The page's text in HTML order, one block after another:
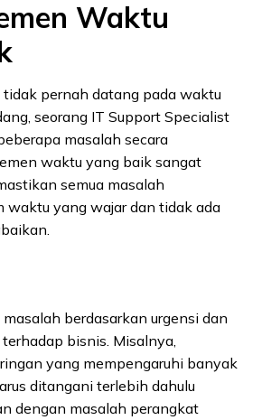
Waktu
pernah datang pada waktu
seorang IT Support Specialist
masalah secara
waktu yang baik sangat
semua masalah
waktu yang wajar dan tidak ada
berdasarkan urgensi dan
bisnis. Misalnya,
yang mempengaruhi banyak
ditangani terlebih dahulu
dengan masalah perangkat